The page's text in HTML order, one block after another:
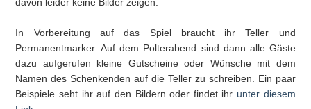
davon leider keine Bilder zeigen.
In Vorbereitung auf das Spiel braucht ihr Teller und
Permanentmarker. Auf dem Polterabend sind dann alle Gäste
dazu aufgerufen kleine Gutscheine oder Wünsche mit dem
Namen des Schenkenden auf die Teller zu schreiben. Ein paar
Beispiele seht ihr auf den Bildern oder findet ihr unter diesem